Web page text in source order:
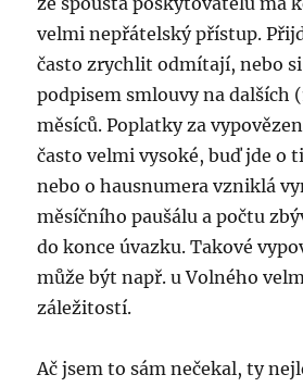
velmi nepřátelský přístup.
často zrychlit odmítají, nebo
podpisem smlouvy na dalších
měsíců. Poplatky za
často velmi vysoké, buď jde o
nebo o hausnumera vzniklá
měsíčního paušálu a počtu
do konce úvazku. Takové
může být např. u Volného
záležitostí.
Ač jsem to sám nečekal, ty